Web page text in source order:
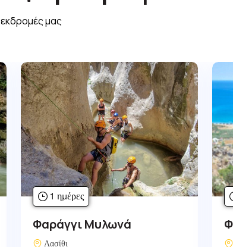
μας
1 ημέρες
Φαράγγι Κακοπέρατος
Λασίθι